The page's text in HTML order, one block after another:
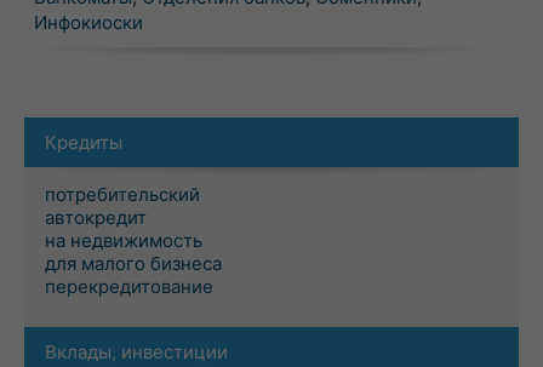
Инфокиоски
Кредиты
потребительский
автокредит
на недвижимость
для малого бизнеса
перекредитование
Вклады, инвестиции